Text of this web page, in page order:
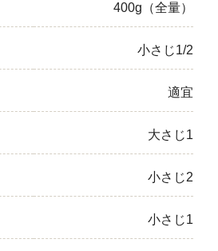
400g（全量）
小さじ1/2
適宜
大さじ1
小さじ2
小さじ1